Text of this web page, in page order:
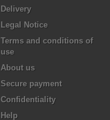
Delivery
Legal Notice
Terms and conditions of
use
About us
Secure payment
Confidentiality
Help